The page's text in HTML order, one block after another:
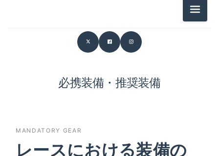
メニュ
必携装備・推奨装備
MANDATORY GEAR
レースにおける装備の